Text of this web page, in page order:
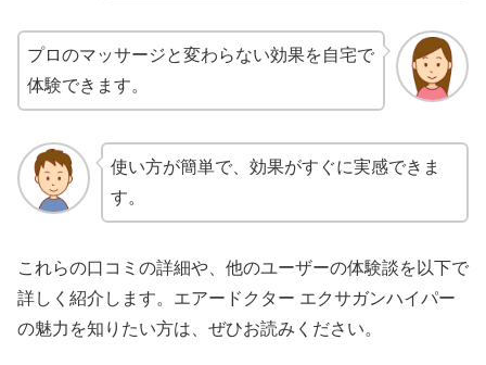
プロのマッサージと変わらない効果を自宅で
体験できます。
使い方が簡単で、効果がすぐに実感できま
す。
これらの口コミの詳細や、他のユーザーの体験談を以下で
詳しく紹介します。エアードクター エクサガンハイパー
の魅力を知りたい方は、ぜひお読みください。